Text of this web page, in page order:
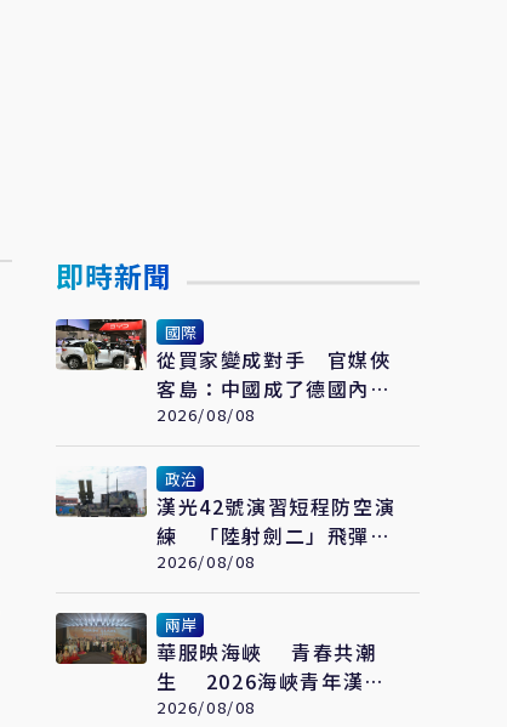
即時新聞
國際
從買家變成對手 官媒俠
客島：中國成了德國內部
矛盾的出氣筒
2026/08/08
政治
漢光42號演習短程防空演
練 「陸射劍二」飛彈守
護桃園機場安全
2026/08/08
兩岸
華服映海峽 青春共潮
生 2026海峽青年漢服
文化交流薈在福州舉辦
2026/08/08